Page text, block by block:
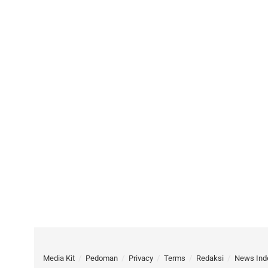
Media Kit Pedoman Privacy Terms Redaksi News